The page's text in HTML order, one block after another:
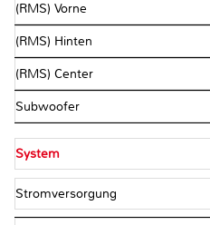
(RMS) Vorne
(RMS) Hinten
(RMS) Center
Subwoofer
System
Stromversorgung